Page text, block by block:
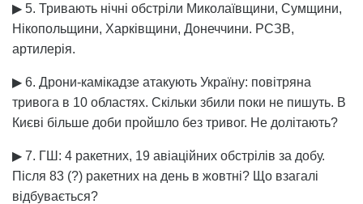
▶ 5. Тривають нічні обстріли Миколаївщини, Сумщини,
Нікопольщини, Харківщини, Донеччини. РСЗВ,
артилерія.
▶ 6. Дрони-камікадзе атакують Україну: повітряна
тривога в 10 областях. Скільки збили поки не пишуть. В
Києві більше доби пройшло без тривог. Не долітають?
▶ 7. ГШ: 4 ракетних, 19 авіаційних обстрілів за добу.
Після 83 (?) ракетних на день в жовтні? Що взагалі
відбувається?